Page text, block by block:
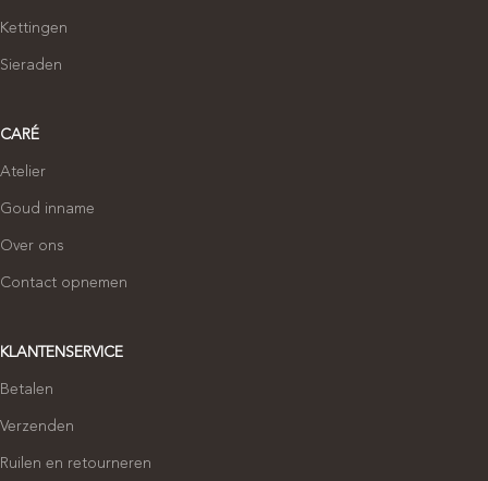
Kettingen
Sieraden
CARÉ
Atelier
Goud inname
Over ons
Contact opnemen
KLANTENSERVICE
Betalen
Verzenden
Ruilen en retourneren